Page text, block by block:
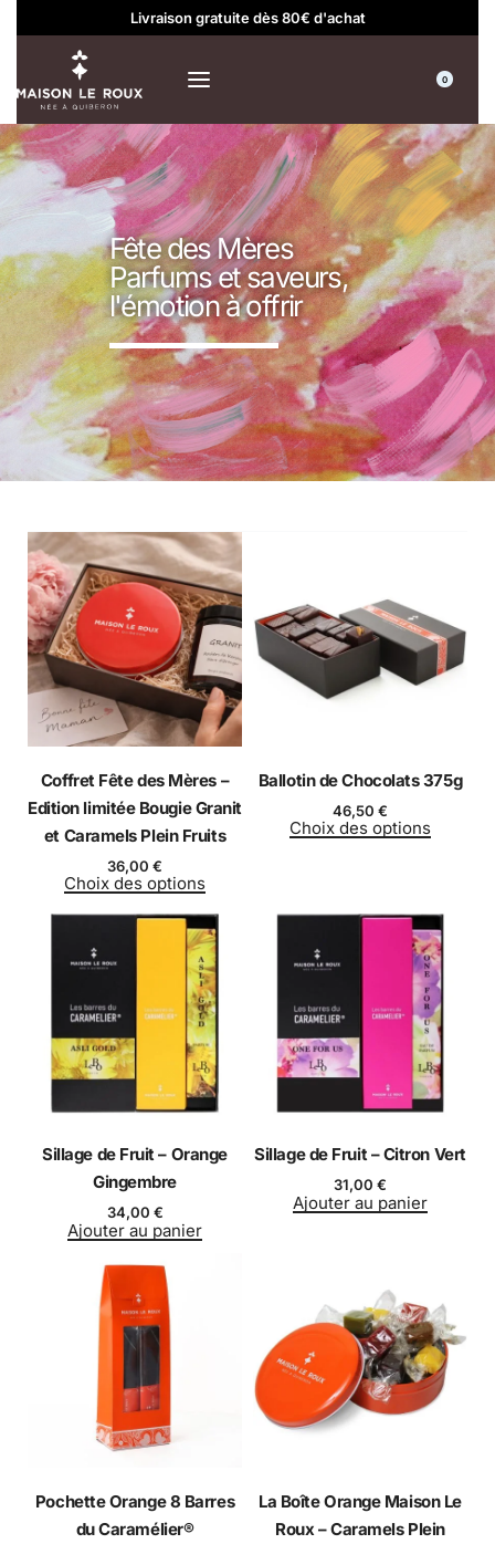
Livraison gratuite dès 80€ d'achat
0
Fête des Mères
Parfums et saveurs,
l'émotion à offrir
Coffret Fête des Mères –
Edition limitée Bougie Granit
et Caramels Plein Fruits
36,00 €
Choix des options
Ballotin de Chocolats 375g
46,50 €
Choix des options
Sillage de Fruit – Orange
Gingembre
34,00 €
Ajouter au panier
Sillage de Fruit – Citron Vert
31,00 €
Ajouter au panier
Pochette Orange 8 Barres
du Caramélier®
La Boîte Orange Maison Le
Roux – Caramels Plein